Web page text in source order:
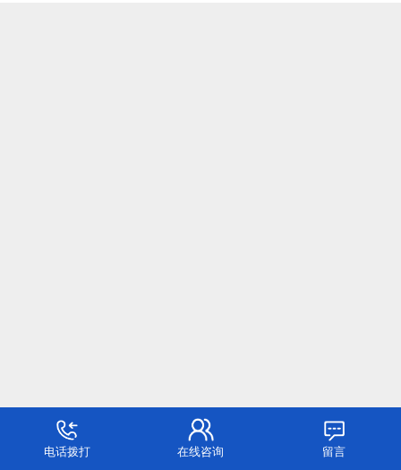
电话拨打 在线咨询 留言